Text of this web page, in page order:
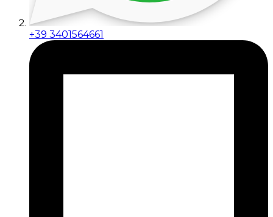
+39 3401564661